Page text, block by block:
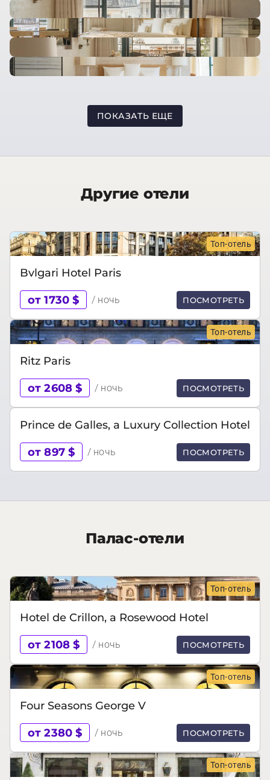
ПОКАЗАТЬ ЕЩЕ
Другие отели
Топ-отель
Bvlgari Hotel Paris
от 1730 $ / ночь ПОСМОТРЕТЬ
Топ-отель
Ritz Paris
от 2608 $ / ночь ПОСМОТРЕТЬ
Prince de Galles, a Luxury Collection Hotel
от 897 $ / ночь ПОСМОТРЕТЬ
Палас-отели
Топ-отель
Hotel de Crillon, a Rosewood Hotel
от 2108 $ / ночь ПОСМОТРЕТЬ
Топ-отель
Four Seasons George V
от 2380 $ / ночь ПОСМОТРЕТЬ
Топ-отель